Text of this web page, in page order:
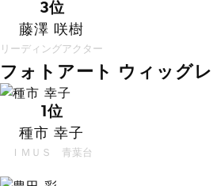
3位
藤澤 咲樹
リーディングアクター
フォトアート ウィッグ
1位
種市 幸子
ＩＭＵＳ 青葉台